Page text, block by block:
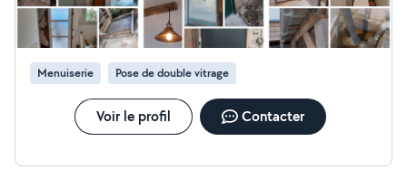
Menuiserie Pose de double vitrage
Voir le profil Contacter